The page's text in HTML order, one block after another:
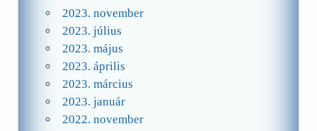
2023. november
2023. július
2023. május
2023. április
2023. március
2023. január
2022. november